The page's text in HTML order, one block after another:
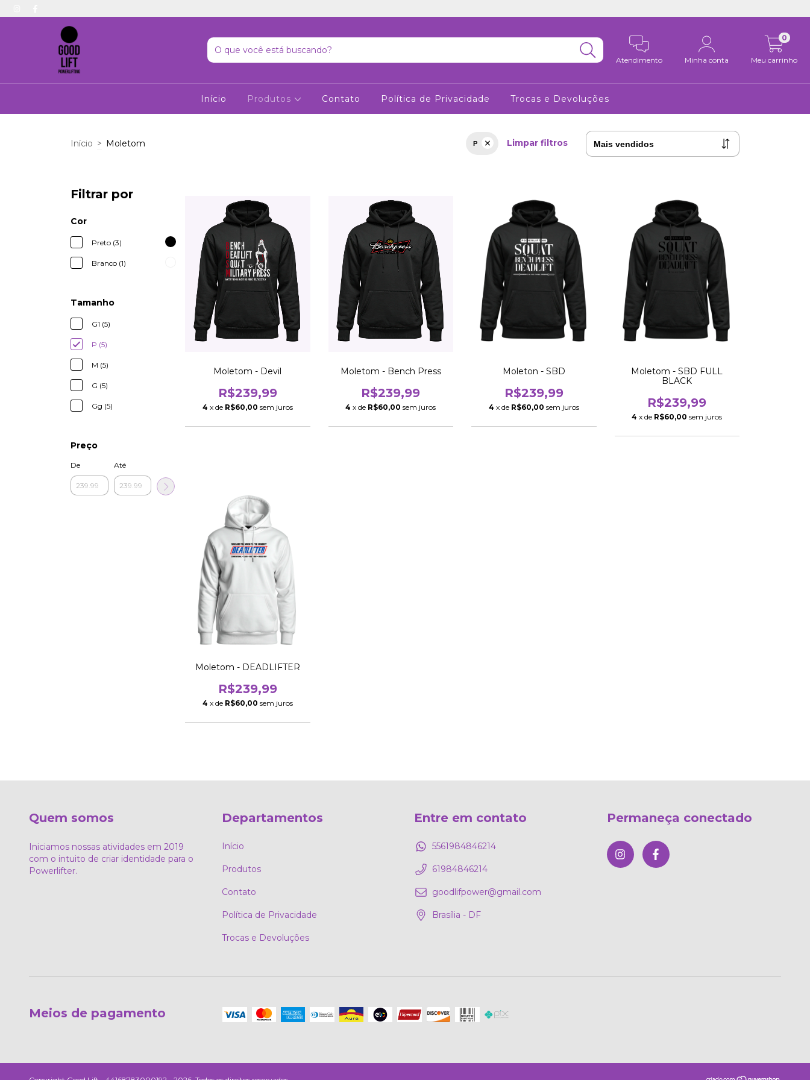
Atendimento Minha conta Meu carrinho
0
Início Produtos Contato Política de Privacidade Trocas e Devoluções
Início > Moletom P Limpar filtros
Filtrar por
Cor
Preto (3)
Branco (1)
Tamanho
G1 (5)
P (5)
M (5)
G (5)
Gg (5)
Preço
De Até
Moletom - Devil
R$239,99
4 x de R$60,00 sem juros
Moletom - Bench Press
R$239,99
4 x de R$60,00 sem juros
Moleton - SBD
R$239,99
4 x de R$60,00 sem juros
Moletom - SBD FULL
BLACK
R$239,99
4 x de R$60,00 sem juros
Moletom - DEADLIFTER
R$239,99
4 x de R$60,00 sem juros
Quem somos
Iniciamos nossas atividades em 2019
com o intuito de criar identidade para o
Powerlifter.
Departamentos
Início
Produtos
Contato
Política de Privacidade
Trocas e Devoluções
Entre em contato
5561984846214
61984846214
goodlifpower@gmail.com
Brasília - DF
Permaneça conectado
Meios de pagamento